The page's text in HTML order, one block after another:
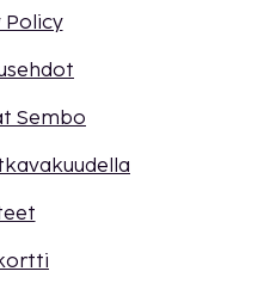
Policy
Sembo